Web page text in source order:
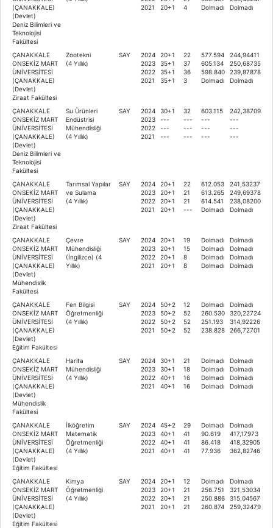
(ÇANAKKALE)
(Devlet)
Deniz Bilimleri ve
Teknolojisi
Fakültesi
2021
20+1
4
Dolmadı
Dolmadı
ÇANAKKALE
ONSEKİZ MART
ÜNİVERSİTESİ
(ÇANAKKALE)
(Devlet)
Ziraat Fakültesi
Zootekni
(4 Yıllık)
SAY
2024
2023
2022
2021
20+1
35+1
35+1
35+1
22
37
36
3
577.594
605.134
598.840
Dolmadı
244,94411
250,68735
239,87878
Dolmadı
ÇANAKKALE
ONSEKİZ MART
ÜNİVERSİTESİ
(ÇANAKKALE)
(Devlet)
Deniz Bilimleri ve
Teknolojisi
Fakültesi
Su Ürünleri
Endüstrisi
Mühendisliği
(4 Yıllık)
SAY
2024
2023
2022
2021
30+1
---
---
---
32
---
---
---
603.115
---
---
---
242,38709
---
---
---
ÇANAKKALE
ONSEKİZ MART
ÜNİVERSİTESİ
(ÇANAKKALE)
(Devlet)
Ziraat Fakültesi
Tarımsal Yapılar
ve Sulama
(4 Yıllık)
SAY
2024
2023
2022
2021
20+1
20+1
20+1
20+1
22
21
21
---
612.053
613.265
614.541
Dolmadı
241,53237
249,69378
238,08200
Dolmadı
ÇANAKKALE
ONSEKİZ MART
ÜNİVERSİTESİ
(ÇANAKKALE)
(Devlet)
Mühendislik
Fakültesi
Çevre
Mühendisliği
(İngilizce) (4
Yıllık)
SAY
2024
2023
2022
2021
20+1
20+1
20+1
20+1
19
15
8
8
Dolmadı
Dolmadı
Dolmadı
Dolmadı
Dolmadı
Dolmadı
Dolmadı
Dolmadı
ÇANAKKALE
ONSEKİZ MART
ÜNİVERSİTESİ
(ÇANAKKALE)
(Devlet)
Eğitim Fakültesi
Fen Bilgisi
Öğretmenliği
(4 Yıllık)
SAY
2024
2023
2022
2021
50+2
50+2
50+2
50+2
12
52
52
52
Dolmadı
260.530
251.193
238.828
Dolmadı
320,22724
314,92226
266,72701
ÇANAKKALE
ONSEKİZ MART
ÜNİVERSİTESİ
(ÇANAKKALE)
(Devlet)
Mühendislik
Fakültesi
Harita
Mühendisliği
(4 Yıllık)
SAY
2024
2023
2022
2021
30+1
30+1
40+1
40+1
21
18
16
16
Dolmadı
Dolmadı
Dolmadı
Dolmadı
Dolmadı
Dolmadı
Dolmadı
Dolmadı
ÇANAKKALE
ONSEKİZ MART
ÜNİVERSİTESİ
(ÇANAKKALE)
(Devlet)
Eğitim Fakültesi
İlköğretim
Matematik
Öğretmenliği
(4 Yıllık)
SAY
2024
2023
2022
2021
45+2
40+1
40+1
40+1
29
41
41
41
Dolmadı
90.619
86.418
77.936
Dolmadı
417,17973
418,32905
362,82746
ÇANAKKALE
ONSEKİZ MART
ÜNİVERSİTESİ
(ÇANAKKALE)
(Devlet)
Eğitim Fakültesi
Kimya
Öğretmenliği
(4 Yıllık)
SAY
2024
2023
2022
2021
20+1
20+1
20+1
20+1
12
21
21
21
Dolmadı
256.751
250.886
260.874
Dolmadı
321,53034
315,04567
259,32479